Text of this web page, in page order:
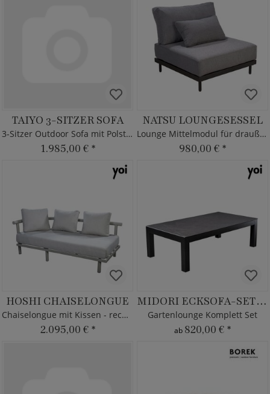
TAIYO 3-SITZER SOFA
3-Sitzer Outdoor Sofa mit Polstern
1.985,00 € *
NATSU LOUNGESESSEL
Lounge Mittelmodul für draußen
980,00 € *
HOSHI CHAISELONGUE
Chaiselongue mit Kissen - rechts
2.095,00 € *
MIDORI ECKSOFA-SET XL
Gartenlounge Komplett Set
ab 820,00 € *